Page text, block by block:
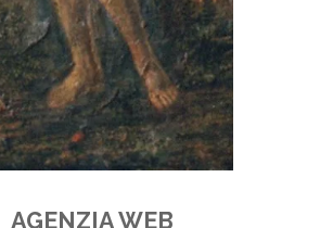
AGENZIA WEB